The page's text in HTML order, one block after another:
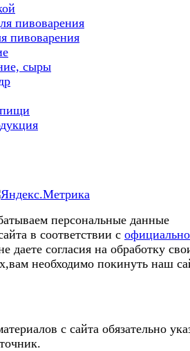
пивоварения
пивоварения
сыры
персональные данные
в соответствии с
даете согласия на обработку
необходимо покинуть наш
с сайта обязательно